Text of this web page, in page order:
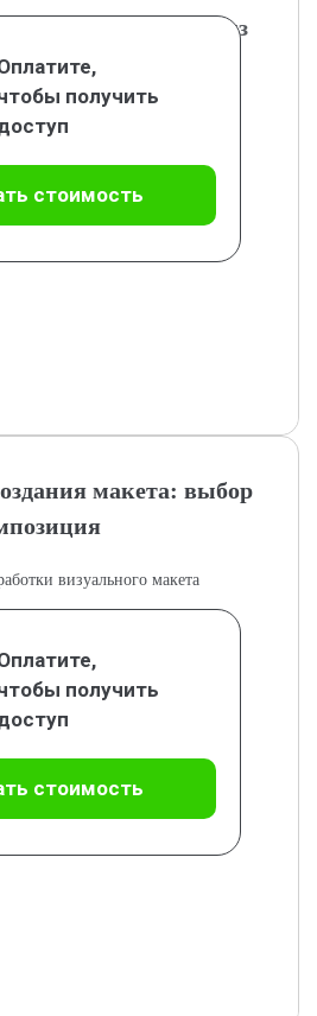
этап: анализ
концепции
концепции оформления
получить
стоимость
макета: выбор
визуального макета
получить
стоимость